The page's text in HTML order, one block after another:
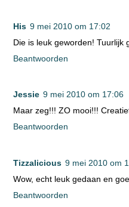
His 9 mei 2010 om 17:02
Die is leuk geworden! Tuurlijk
Beantwoorden
Jessie 9 mei 2010 om 17:06
Maar zeg!!! ZO mooi!!!
Beantwoorden
Tizzalicious 9 mei 2010 om
Wow, echt leuk gedaan en
Beantwoorden